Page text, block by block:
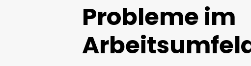
Probleme im